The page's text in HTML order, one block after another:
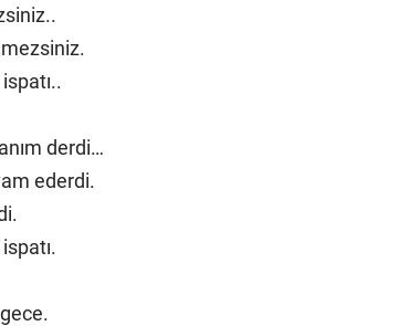
derdi…
ederdi.